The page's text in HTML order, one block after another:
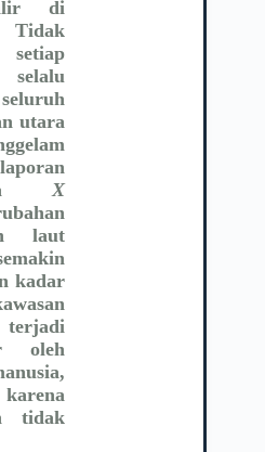
di
setiap
utara
X
laut
kadar
oleh
tidak